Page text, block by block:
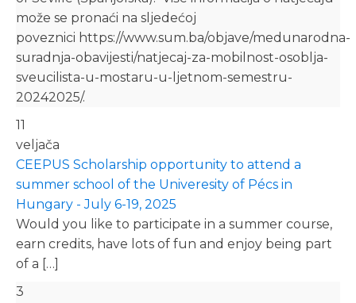
može se pronaći na sljedećoj
poveznici https://www.sum.ba/objave/medunarodna-
suradnja-obavijesti/natjecaj-za-mobilnost-osoblja-
sveucilista-u-mostaru-u-ljetnom-semestru-
20242025/.
11
veljača
CEEPUS Scholarship opportunity to attend a
summer school of the Univeresity of Pécs in
Hungary - July 6-19, 2025
Would you like to participate in a summer course,
earn credits, have lots of fun and enjoy being part
of a […]
3